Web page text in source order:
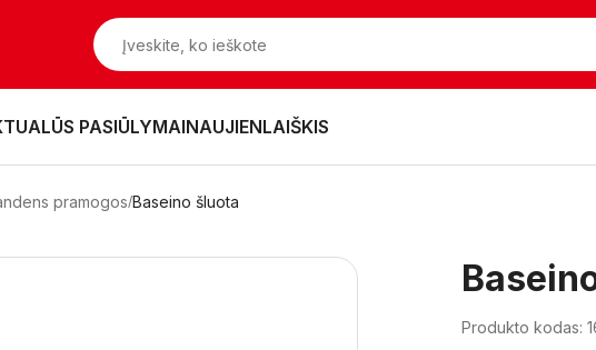
PASIŪLYMAINAUJIENLAIŠKIS
pramogos Baseino šluota
Produkto kodas: